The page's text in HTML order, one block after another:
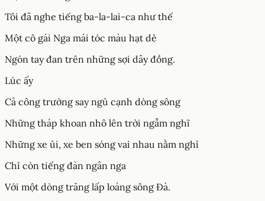
Tôi đã nghe tiếng ba-la-lai-ca như thế
Một cô gái Nga mái tóc màu hạt dẻ
Ngón tay đan trên những sợi dây đồng.
Lúc ấy
Cả công trường say ngủ cạnh dòng sông
Những tháp khoan nhô lên trời ngẫm nghĩ
Những xe ủi, xe ben sóng vai nhau nằm nghỉ
Chỉ còn tiếng đàn ngân nga
Với một dòng trăng lấp loáng sông Đà.